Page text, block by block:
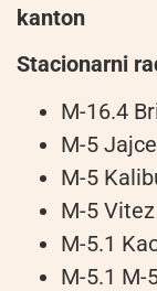
kanton
Stacionarni
M-16.4
M-5
M-5
M-5
M-5.1
M-5.1 M-